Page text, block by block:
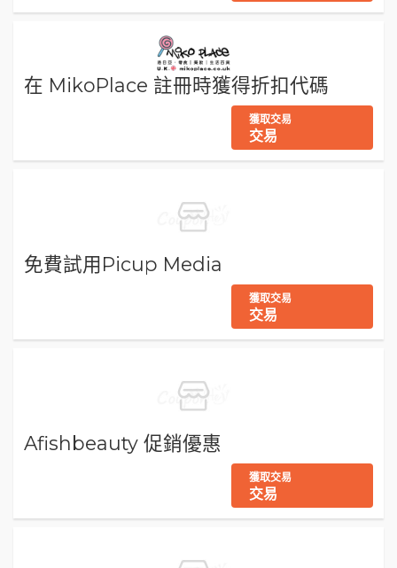
在 MikoPlace 註冊時獲得折扣代碼
獲取交易
交易
免費試用Picup Media
獲取交易
交易
Afishbeauty 促銷優惠
獲取交易
交易